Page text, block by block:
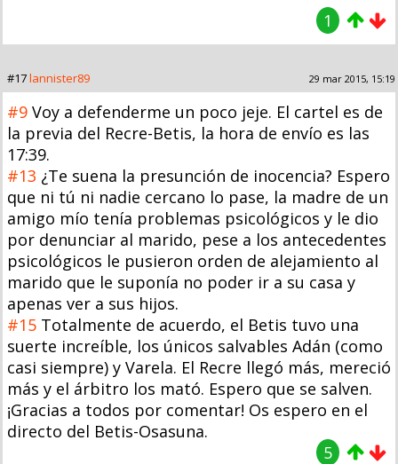
1
#17lannister89 29 mar 2015, 15:19
#9 Voy a defenderme un poco jeje. El cartel es de
la previa del Recre-Betis, la hora de envío es las
17:39.
#13 ¿Te suena la presunción de inocencia? Espero
que ni tú ni nadie cercano lo pase, la madre de un
amigo mío tenía problemas psicológicos y le dio
por denunciar al marido, pese a los antecedentes
psicológicos le pusieron orden de alejamiento al
marido que le suponía no poder ir a su casa y
apenas ver a sus hijos.
#15 Totalmente de acuerdo, el Betis tuvo una
suerte increíble, los únicos salvables Adán (como
casi siempre) y Varela. El Recre llegó más, mereció
más y el árbitro los mató. Espero que se salven.
¡Gracias a todos por comentar! Os espero en el
directo del Betis-Osasuna.
5